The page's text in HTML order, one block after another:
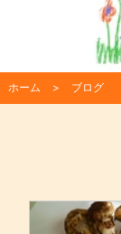
ホーム ブログ